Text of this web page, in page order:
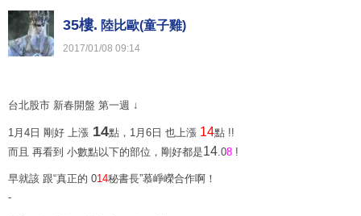
35樓. 陸比歐(童子雞)
2017/01/08 09:14
台北股市 新春開盤 第一週 ↓
1月4日 剛好 上漲 14點，1月6日 也上漲 14點 !!
而且 再看到 小數點以下的部位，剛好都是14 .08 !
早就該 跟“真正的 014秘書長”慕崢嶸合作啊！
-